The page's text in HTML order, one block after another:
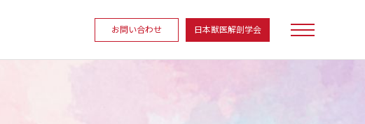
お問い合わせ 日本獣医解剖学会